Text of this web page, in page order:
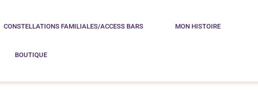
CONSTELLATIONS FAMILIALES/ACCESS BARS MON HISTOIRE
BOUTIQUE